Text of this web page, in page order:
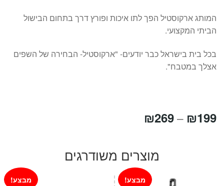
המותג ארקוסטיל הפך לתו איכות ופורץ דרך בתחום הבישול
הביתי המקצועי.
בכל בית בישראל כבר יודעים- "ארקוסטיל- הבחירה של השפים
אצלך במטבח".
₪199
–
₪269
עד
מוצרים משודרגים
מבצע! מבצע!